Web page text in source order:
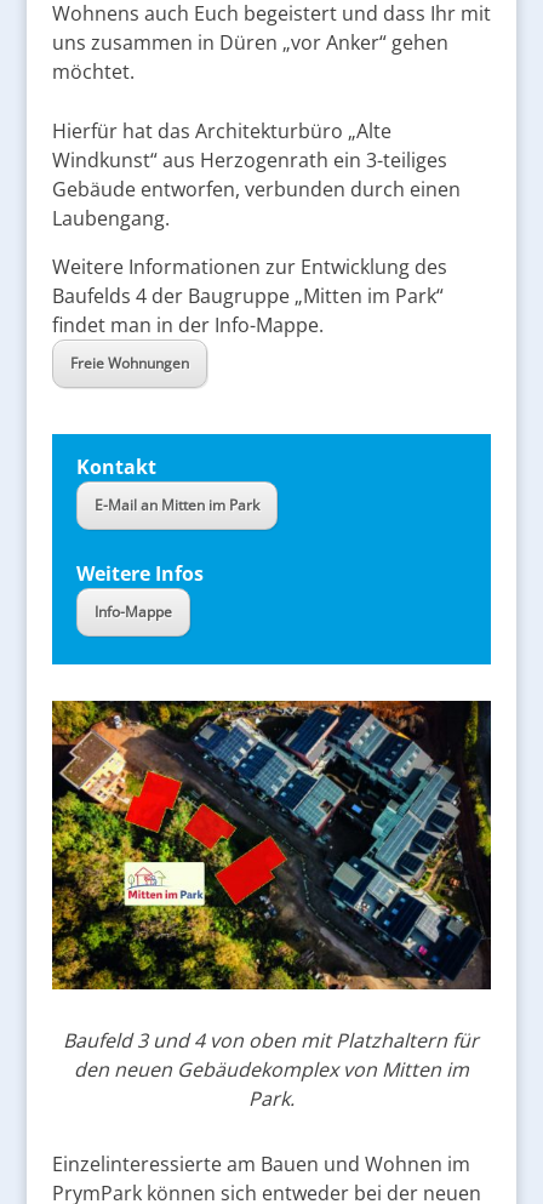
Wohnens auch Euch begeistert und dass Ihr mit
uns zusammen in Düren „vor Anker“ gehen
möchtet.
Hierfür hat das Architekturbüro „Alte
Windkunst“ aus Herzogenrath ein 3-teiliges
Gebäude entworfen, verbunden durch einen
Laubengang.
Weitere Informationen zur Entwicklung des
Baufelds 4 der Baugruppe „Mitten im Park“
findet man in der Info-Mappe.
Freie Wohnungen
Kontakt
E-Mail an Mitten im Park
Weitere Infos
Info-Mappe
Baufeld 3 und 4 von oben mit Platzhaltern für
den neuen Gebäudekomplex von Mitten im
Park.
Einzelinteressierte am Bauen und Wohnen im
PrymPark können sich entweder bei der neuen